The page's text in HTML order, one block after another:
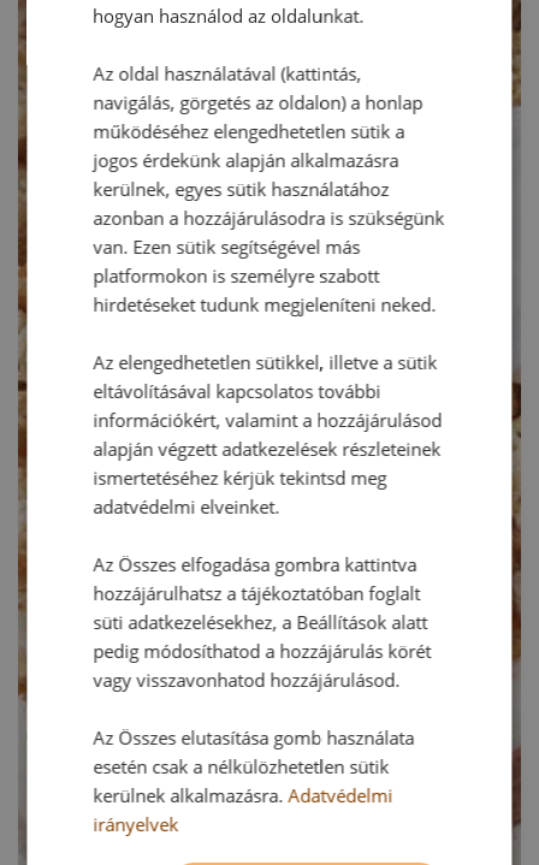
hogyan használod az oldalunkat.
Az oldal használatával (kattintás,
navigálás, görgetés az oldalon) a honlap
működéséhez elengedhetetlen sütik a
jogos érdekünk alapján alkalmazásra
kerülnek, egyes sütik használatához
azonban a hozzájárulásodra is szükségünk
van. Ezen sütik segítségével más
platformokon is személyre szabott
hirdetéseket tudunk megjeleníteni neked.
Az elengedhetetlen sütikkel, illetve a sütik
eltávolításával kapcsolatos további
információkért, valamint a hozzájárulásod
alapján végzett adatkezelések részleteinek
ismertetéséhez kérjük tekintsd meg
adatvédelmi elveinket.
Az Összes elfogadása gombra kattintva
hozzájárulhatsz a tájékoztatóban foglalt
süti adatkezelésekhez, a Beállítások alatt
pedig módosíthatod a hozzájárulás körét
vagy visszavonhatod hozzájárulásod.
Az Összes elutasítása gomb használata
esetén csak a nélkülözhetetlen sütik
kerülnek alkalmazásra.Adatvédelmi
irányelvek